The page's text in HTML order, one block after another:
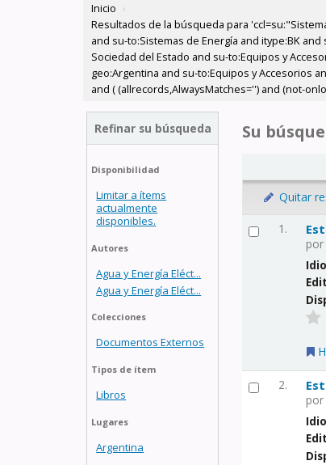
Inicio ›
Resultados de la búsqueda para
and su-to:Sistemas de Energía and itype:BK
Sociedad del Estado and su-to:Equipos y
geo:Argentina and su-to:Equipos y Accesorios
and ( (allrecords,AlwaysMatches='') and (not-
Refinar su búsqueda
Disponibilidad
Limitar a ítems
actualmente
disponibles.
Autores
Agua y Energía Eléct...
Agua y Energía Eléct...
Colecciones
Documentos Externos
Tipos de ítem
Libros
Lugares
Argentina
Su
Quitar
1.
2.